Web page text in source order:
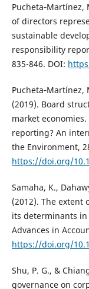
Pucheta‐Martínez,
of directors
sustainable
responsibility
835-846. DOI:
Pucheta‐Martínez,
(2019). Board
market
reporting? An
the Environment,
https://doi.org/
Samaha, K.,
(2012). The extent
its determinants in
Advances in
https://doi.org/
Shu, P. G., &
governance on